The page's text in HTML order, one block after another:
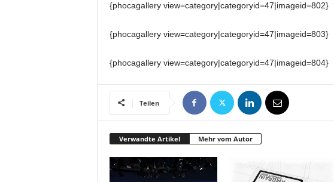
{phocagallery view=category|categoryid=47|imageid=802}
{phocagallery view=category|categoryid=47|imageid=803}
{phocagallery view=category|categoryid=47|imageid=804}
Teilen
Verwandte Artikel Mehr vom Autor